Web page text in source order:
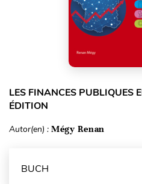
LES FINANCES PUBLIQUES
ÉDITION
Autor(en) : Mégy Renan
BUCH